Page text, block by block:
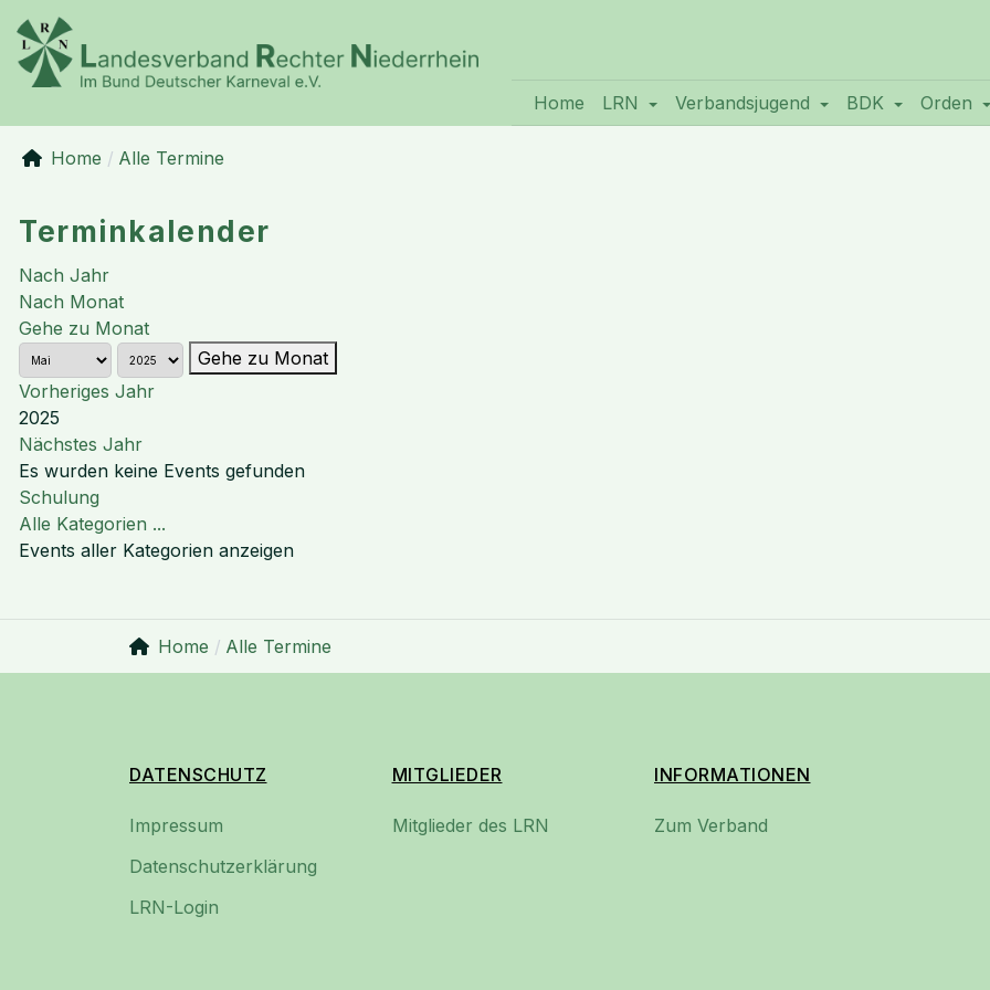
Home LRN Verbandsjugend BDK Orden
Home Alle Termine
Terminkalender
Nach Jahr
Nach Monat
Gehe zu Monat
Gehe zu Monat
Vorheriges Jahr
2025
Nächstes Jahr
Es wurden keine Events gefunden
Limite der Paginierungsliste
Schulung
Alle Kategorien ...
Events aller Kategorien anzeigen
Home Alle Termine
DATENSCHUTZ
Impressum
Datenschutzerklärung
LRN-Login
MITGLIEDER
Mitglieder des LRN
INFORMATIONEN
Zum Verband